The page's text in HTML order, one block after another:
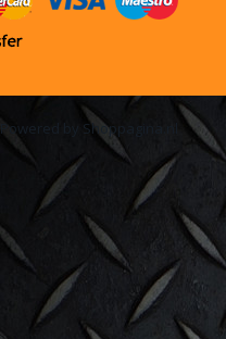
by Shoppagina.nl